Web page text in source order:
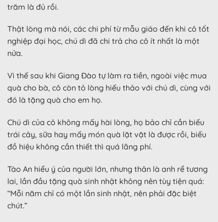
trăm là đủ rồi.
Thật lòng mà nói, các chi phí từ mẫu giáo đến khi cô tốt
nghiệp đại học, chú dì đã chi trả cho cô ít nhất là một
nửa.
Vì thế sau khi Giang Đào tự làm ra tiền, ngoài việc mua
quà cho bà, cô còn tỏ lòng hiếu thảo với chú dì, cùng với
đó là tặng quà cho em họ.
Chú dì của cô không mấy hài lòng, họ bảo chỉ cần biếu
trái cây, sữa hay mấy món quà lặt vặt là được rồi, biếu
đồ hiệu không cần thiết thì quá lãng phí.
Tào An hiểu ý của người lớn, nhưng thân là anh rể tương
lai, lần đầu tặng quà sinh nhật không nên tùy tiện quá:
“Mỗi năm chỉ có một lần sinh nhật, nên phải đặc biệt
chút.”